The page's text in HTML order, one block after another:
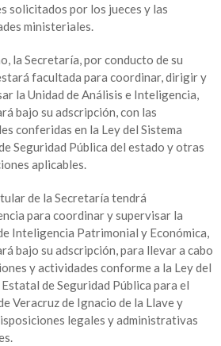
solicitados por los jueces y las
ministeriales.
la Secretaría, por conducto de su
facultada para coordinar, dirigir y
la Unidad de Análisis e Inteligencia,
bajo su adscripción, con las
conferidas en la Ley del Sistema
Seguridad Pública del estado y otras
aplicables.
de la Secretaría tendrá
para coordinar y supervisar la
Inteligencia Patrimonial y Económica,
bajo su adscripción, para llevar a cabo
y actividades conforme a la Ley del
de Seguridad Pública para el
Veracruz de Ignacio de la Llave y
legales y administrativas